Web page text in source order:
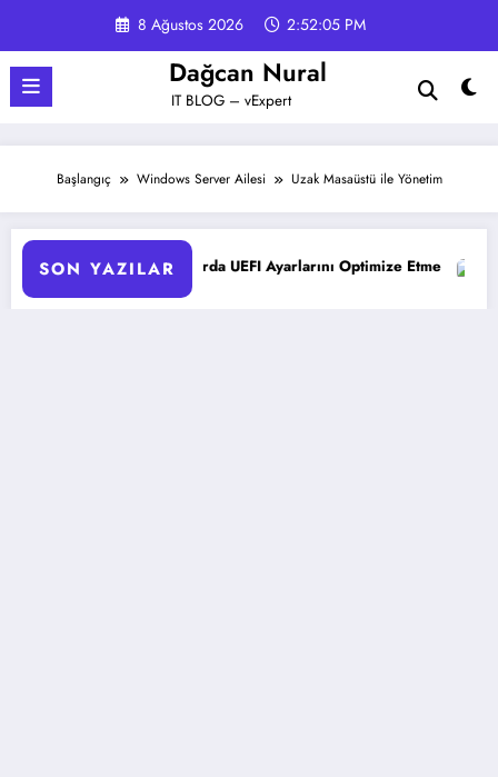
8 Ağustos 2026 2:52:06 PM
Dağcan Nural
IT BLOG – vExpert
Başlangıç Windows Server Ailesi Uzak Masaüstü ile Yönetim
SON YAZILAR
UEFI Ayarlarını Optimize Etme Microsoft 365